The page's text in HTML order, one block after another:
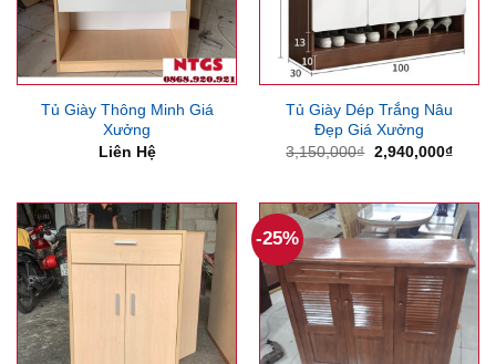
Tủ Giày Thông Minh Giá
Xưởng
Liên Hệ
Tủ Giày Dép Trắng Nâu
Đẹp Giá Xưởng
3,150,000₫ Giá
gốc
2,940,000₫Giá
-25%